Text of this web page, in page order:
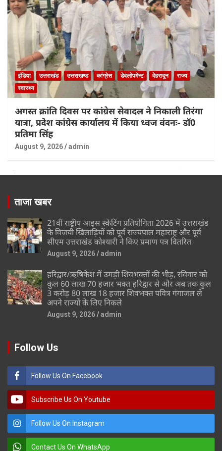
इंडिया उत्तराखंड उत्तराखण्ड कांग्रेस डेवलोपमेन्ट देहरादून
राज्य
स्वास्थ्य
अगस्त क्रांति दिवस पर कांग्रेस सेवादल ने निकाली तिरंगा
यात्रा, प्रदेश कांग्रेस कार्यालय में किया ध्वज वंदनः- डॉ0
प्रतिमा सिंह
August 9, 2026 admin
ताजा खबर
21वीं राष्ट्रीय आइस स्केटिंग प्रतियोगिता 2026 में उत्तराखंड
के विजयी खिलाड़ियों को पूर्व राज्यपाल महाराष्ट्र और पूर्व
सीएम उत्तराखंड कोश्यारी ने किए प्रमाण पत्र वितरित
August 9, 2026 admin
हरिद्वार/ऋषिकेश में उमड़ी शिवभक्तों की भीड़, रविवार को
कुल 60 लाख 70 हजार भक्त हरिद्वार से और अब तक कुल
3 करोड़ 80 लाख 18 हजार शिवभक्त पवित्र गंगाजल ले
अपने राज्यों के लिए निकले
August 9, 2026 admin
Follow Us
Follow Us On Facebook
Subscribe Us On Youtube
Follow Us On Instagram
Contact Us On WhatsApp